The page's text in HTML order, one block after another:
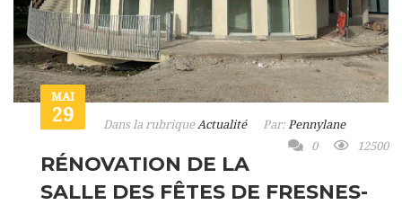
MAI
29 Dans la rubriqueActualité Par: Pennylane
0
12500
RÉNOVATION DE LA
SALLE DES FÊTES DE FRESNES-